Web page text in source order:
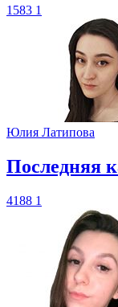
1583 1
Юлия Латипова
​Последняя
4188 1